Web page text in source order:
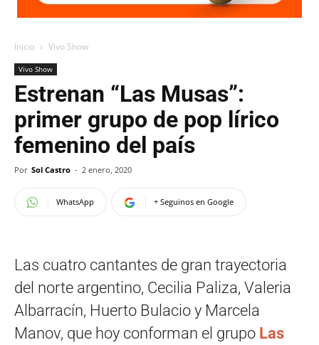
Inicio Vivo Show
Vivo Show
Estrenan “Las Musas”:
primer grupo de pop lírico
femenino del país
Por Sol Castro - 2 enero, 2020
WhatsApp + Seguinos en Google
Las cuatro cantantes de gran trayectoria
del norte argentino, Cecilia Paliza, Valeria
Albarracín, Huerto Bulacio y Marcela
Manov, que hoy conforman el grupo Las